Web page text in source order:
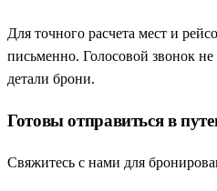
Для точного расчета мест и
письменно. Голосовой звонок не
детали брони.
Готовы отправиться в
Свяжитесь с нами для